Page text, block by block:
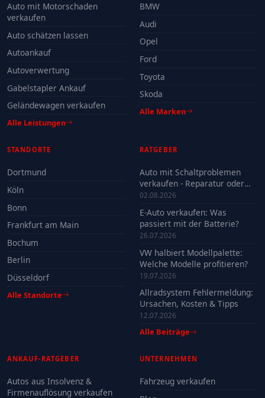
Auto mit Motorschaden
verkaufen
Auto schätzen lassen
Autoankauf
Autoverwertung
Gabelstapler Ankauf
Geländewagen verkaufen
Alle Leistungen
BMW
Audi
Opel
Ford
Toyota
Skoda
Alle Marken
STANDORTE
Dortmund
Köln
Bonn
Frankfurt am Main
Bochum
Berlin
Düsseldorf
Alle Standorte
RATGEBER
Auto mit Schaltproblemen
verkaufen - Reparatur oder
Verkauf?
02.08.2026
E-Auto verkaufen: Was
passiert mit der Batterie?
26.07.2026
VW halbiert Modellpalette:
Welche Modelle profitieren?
19.07.2026
Allradsystem Fehlermeldung:
Ursachen, Kosten & Tipps
12.07.2026
Alle Beiträge
ANKAUF-RATGEBER
Autos aus Insolvenz &
Firmenauflösung verkaufen
UNTERNEHMEN
Fahrzeug verkaufen